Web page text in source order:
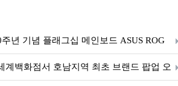
주년 기념 플래그십 메인보드 ASUS ROG
20 국내 출시 예정
계백화점서 호남지역 최초 브랜드 팝업 오